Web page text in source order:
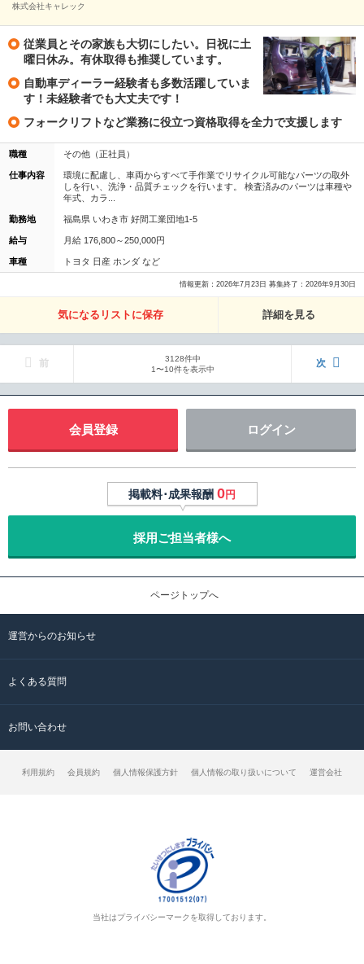
株式会社キャレック
従業員とその家族も大切にしたい。日祝に土
曜日休み。有休取得も推奨しています。
自動車ディーラー経験者も多数活躍していま
す！未経験者でも大丈夫です！
フォークリフトなど業務に役立つ資格取得を全力で支援します
職種 その他（正社員）
仕事内容
環境に配慮し、車両からすべて手作業でリサイクル可能なパーツの取外
しを行い、洗浄・品質チェックを行います。 検査済みのパーツは車種や
年式、カラ...
勤務地 福島県 いわき市 好間工業団地1-5
給与 月給 176,800～250,000円
車種 トヨタ 日産 ホンダ など
情報更新：2026年7月23日 募集終了：2026年9月30日
気になるリストに保存 詳細を見る
前
3128件中
1〜10件を表示中
次
会員登録 ログイン
掲載料･成果報酬 0円
採用ご担当者様へ
ページトップへ
運営からのお知らせ
よくある質問
お問い合わせ
利用規約 会員規約 個人情報保護方針 個人情報の取り扱いについて 運営会社
当社はプライバシーマークを取得しております。